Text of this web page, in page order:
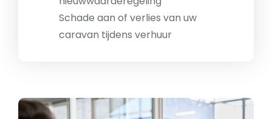
Schade aan of verlies van uw
caravan tijdens verhuur